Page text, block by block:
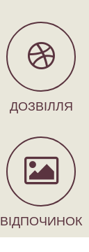
ДОЗВІЛЛЯ
ВІДПОЧИНОК